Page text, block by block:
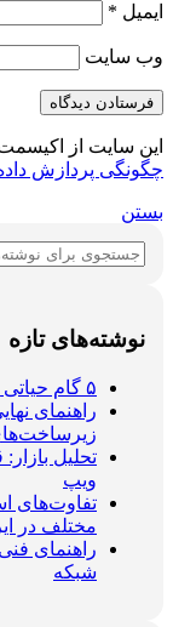
ایمیل *
وب‌ سایت
این سایت از
چگونگی پردازش
بستن
نوشته‌های تازه
۵ گام حیاتی برای انتخاب و نصب تجهیزات ویپ پیشرفته
راهنمای
تحلیل
ویپ
تفاوت‌های
مختلف در
شبکه